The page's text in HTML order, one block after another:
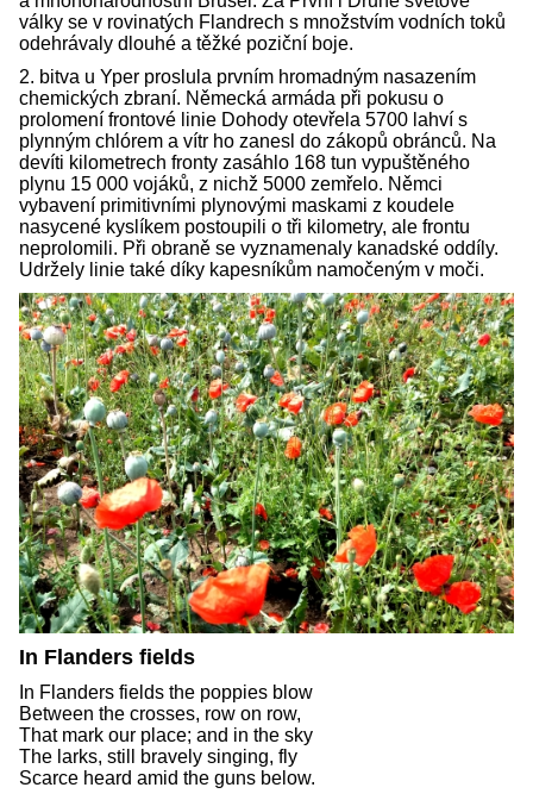
války se v rovinatých Flandrech s množstvím vodních toků
odehrávaly dlouhé a těžké poziční boje.
2. bitva u Yper proslula prvním hromadným nasazením
chemických zbraní. Německá armáda při pokusu o
prolomení frontové linie Dohody otevřela 5700 lahví s
plynným chlórem a vítr ho zanesl do zákopů obránců. Na
devíti kilometrech fronty zasáhlo 168 tun vypuštěného
plynu 15 000 vojáků, z nichž 5000 zemřelo. Němci
vybavení primitivními plynovými maskami z koudele
nasycené kyslíkem postoupili o tři kilometry, ale frontu
neprolomili. Při obraně se vyznamenaly kanadské oddíly.
Udržely linie také díky kapesníkům namočeným v moči.
In Flanders fields
In Flanders fields the poppies blow
Between the crosses, row on row,
That mark our place; and in the sky
The larks, still bravely singing, fly
Scarce heard amid the guns below.